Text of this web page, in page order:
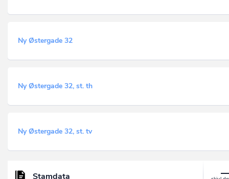
Ny Østergade 32
Ny Østergade 32, st. th
Ny Østergade 32, st. tv
Stamdata